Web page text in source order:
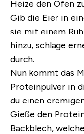
Heize den Ofen
Gib die Eier in
sie mit einem
hinzu, schlage
durch.
Nun kommt das
Proteinpulver in
du einen
Gieße den
Backblech,